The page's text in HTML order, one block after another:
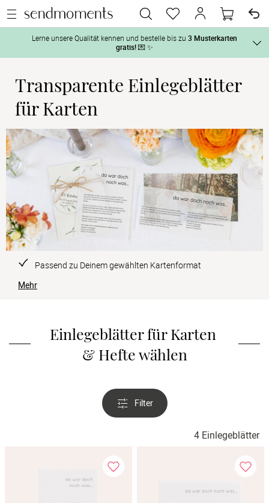
Vor der
Tag der
Nach der
Lerne unsere Qualität kennen und bestelle bis zu 3 Musterkarten
gratis!💌 ✨
Und so geht‘s:
1. Wähle bis zu 3 Kartendesigns
Produktseite und lasse Dir die Karten kostenlos per Post zusenden.
Transparente Einlegeblätter
für Karten
Passend zu Deinem gewählten Kartenformat
Mehr
Einlegeblätter für Karten
& Hefte wählen
Filter
4 Einlegeblätter